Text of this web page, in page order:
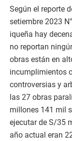
Según el reporte
setiembre 2023
iqueña hay
no reportan
obras están en
incumplimientos
controversias y
las 27 obras
millones 141 mil
ejecutar de S/35
año actual eran